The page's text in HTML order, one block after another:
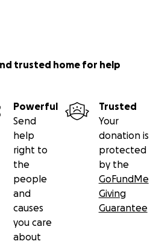
trusted home for help
Powerful
Send
help
right to
the
people
and
causes
you care
about
Trusted
Your
donation is
protected
by the
GoFundMe
Giving
Guarantee